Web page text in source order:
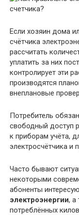
Если хозяин дома
счётчика
рассчитать
уплатить за них
контролирует эти
производятся
внеплановые
Потребитель
свободный доступ
к приборам учёта,
электросчётчика и
Часто бывают
некоторыми
абоненты
электроэнергии, а
потреблённых